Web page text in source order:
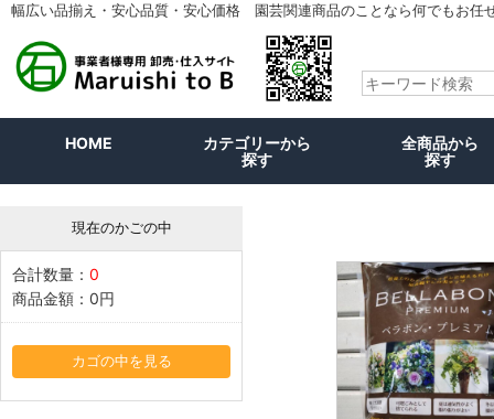
幅広い品揃え・安心品質・安心価格 園芸関連商品のことなら何でもお任
HOME
カテゴリーから
探す
全商品から
探す
現在のかごの中
合計数量： 0
商品金額： 0円
カゴの中を見る